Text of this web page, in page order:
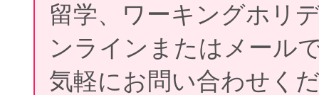
留学、ワーキングホリ
ンラインまたはメール
気軽にお問い合わせく